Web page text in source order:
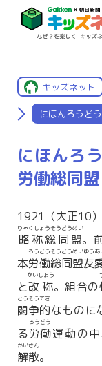
キッズネット
にほんろうど
にほんろ
労働総同盟
1921（大正10
略称総同盟
りゃくしょうそうどうめい
。
本労働総同盟友
ろうどうそうどうめいゆうあ
と改称
かいしょう
。組合の
闘争的
とうそうてき
なものに
る労働
ろうどう
運動の
解散
かいさん
。